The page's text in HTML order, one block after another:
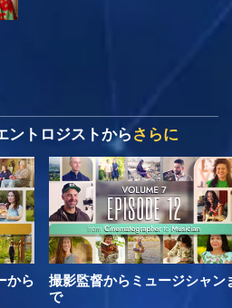
ントロジストからさらに
から
撮影監督からミュージシャン
で